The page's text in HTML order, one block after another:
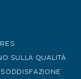
SULLA QUALITÀ